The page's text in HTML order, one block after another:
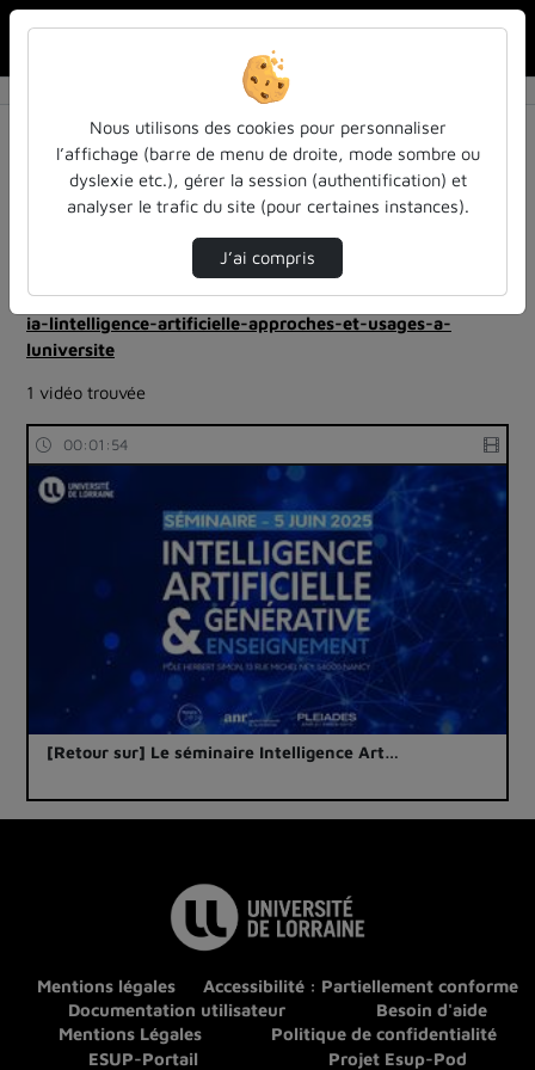
Résultats de la recherche
Filtres actifs (cliquer pour en retirer) :
reportages
sdun-videos-en-ligne
sdun-videos-en-ligne
enseignement-superieur
ia-lintelligence-artificielle-approches-et-usages-a-
luniversite
ia-lintelligence-artificielle-approches-et-usages-a-
luniversite
1 vidéo trouvée
00:01:54
[Retour sur] Le séminaire Intelligence Art…
Mentions légales
Accessibilité : Partiellement conforme
Documentation utilisateur
Besoin d'aide
Mentions Légales
Politique de confidentialité
ESUP-Portail
Projet Esup-Pod
Nous utilisons des cookies pour personnaliser
l’affichage (barre de menu de droite, mode sombre ou
dyslexie etc.), gérer la session (authentification) et
analyser le trafic du site (pour certaines instances).
J’ai compris